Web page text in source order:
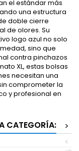
el estándar más
una estructura
doble cierre
de olores. Su
logo azul no solo
sino que
contra pinchazos
XL, estas bolsas
necesitan una
comprometer la
y profesional en
CATEGORÍA:
>
<